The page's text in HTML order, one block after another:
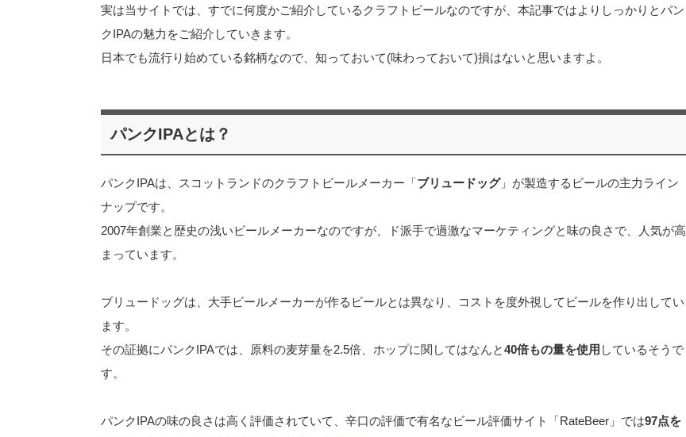
実は当サイトでは、すでに何度かご紹介しているクラフトビールなのですが、本記事ではよりしっかりとパン
クIPAの魅力をご紹介していきます。
日本でも流行り始めている銘柄なので、知っておいて(味わっておいて)損はないと思いますよ。
パンクIPAとは？
パンクIPAは、スコットランドのクラフトビールメーカー「 ブリュードッグ」が製造するビールの主力ライン
ナップです。
2007年創業と歴史の浅いビールメーカーなのですが、ド派手で過激なマーケティングと味の良さで、人気が高
まっています。
ブリュードッグは、大手ビールメーカーが作るビールとは異なり、コストを度外視してビールを作り出してい
ます。
その証拠にパンクIPAでは、原料の麦芽量を2.5倍、ホップに関してはなんと40倍もの量を使用 しているそうで
す。
パンクIPAの味の良さは高く評価されていて、辛口の評価で有名なビール評価サイト「RateBeer」では97点を